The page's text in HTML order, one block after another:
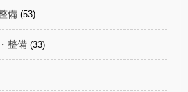
備 (53)
整備 (33)